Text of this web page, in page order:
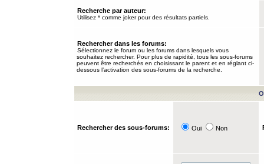
Recherche par auteur:
Utilisez * comme joker pour des résultats partiels.
Rechercher dans les forums:
Sélectionnez le forum ou les forums dans lesquels vous
souhaitez rechercher. Pour plus de rapidité, tous les sous-forums
peuvent être recherchés en choisissant le parent et en réglant ci-
dessous l’activation des sous-forums de la recherche.
Rechercher des sous-forums: Oui Non